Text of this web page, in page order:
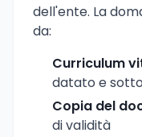
dell'ente. La
da:
Curriculum
datato e
Copia del
di validità